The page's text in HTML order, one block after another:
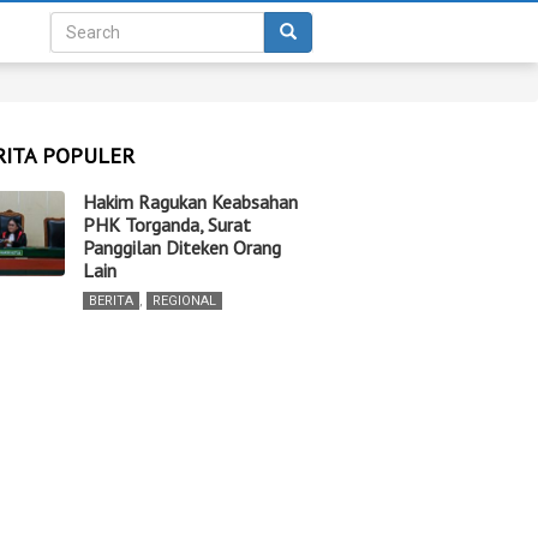
POPULER
Hakim Ragukan Keabsahan
PHK Torganda, Surat
Panggilan Diteken Orang
Lain
BERITA , REGIONAL